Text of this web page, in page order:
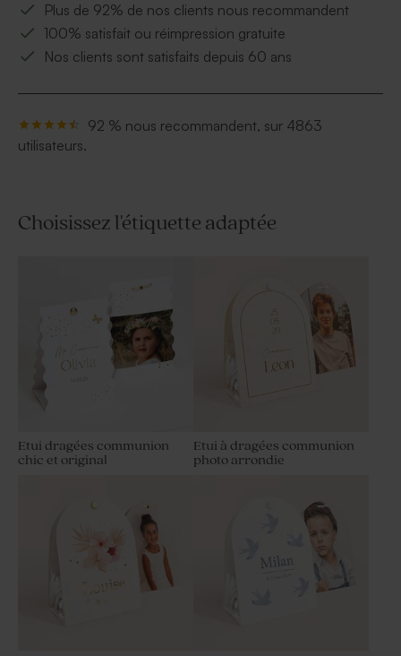
Plus de 92% de nos clients nous recommandent
100% satisfait ou réimpression gratuite
Nos clients sont satisfaits depuis 60 ans
92 % nous recommandent, sur 4863
utilisateurs.
Choisissez l'étiquette adaptée
Etui dragées communion
chic et original
Etui à dragées communion
photo arrondie